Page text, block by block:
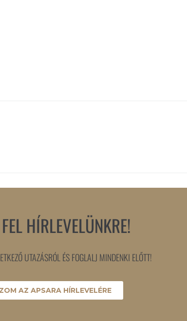
HÍRLEVELÜNKRE!
UTAZÁSRÓL ÉS FOGLALJ MINDENKI ELŐTT!
AZ APSARA HÍRLEVELÉRE